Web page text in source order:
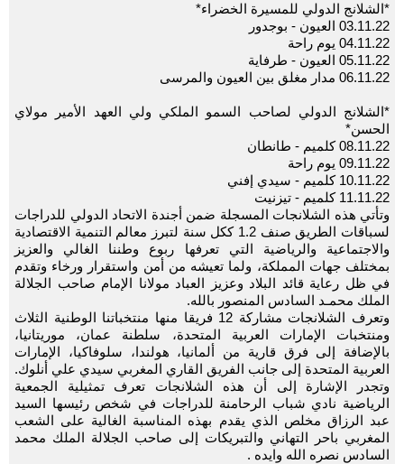
*الشلانج الدولي للمسيرة الخضراء*
03.11.22 العيون - بوجدور
04.11.22 يوم راحة
05.11.22 العيون - طرفاية
06.11.22 مدار مغلق بين العيون والمرسى
*الشلانج الدولي لصاحب السمو الملكي ولي العهد الأمير مولاي
الحسن*
08.11.22 كلميم - طانطان
09.11.22 يوم راحة
10.11.22 كلميم - سيدي إفني
11.11.22 كلميم - تيزنيت
وتأتي هذه الشلانجات المسجلة ضمن أجندة الاتحاد الدولي للدراجات
لسباقات الطريق صنف 1.2 ككل سنة لتبرز معالم التنمية الاقتصادية
والاجتماعية والرياضية التي تعرفها ربوع وطننا الغالي والعزيز
بمختلف جهات المملكة، ولما تعيشه من أمن واستقرار ورخاء وتقدم
في ظل رعاية قائد البلاد وعزيز العباد مولانا الإمام صاحب الجلالة
الملك محمـد السادس المنصور بالله.
وتعرف الشلانجات مشاركة 12 فريقا منها منتخباتنا الوطنية الثلاث
ومنتخبات الإمارات العربية المتحدة، سلطنة عمان، موريتانيا،
بالإضافة إلى فرق قارية من ألمانيا، هولندا، سلوفاكيا، الإمارات
العربية المتحدة إلى جانب الفريق القاري المغربي سيدي علي أنلوك.
وتجدر الإشارة إلى أن هذه الشلانجات تعرف تمثيلية الجمعية
الرياضية نادي شباب الرحامنة للدراجات في شخص رئيسها السيد
عبد الرزاق مخلص الذي يقدم بهذه المناسبة الغالية على الشعب
المغربي باحر التهاني والتبريكات إلى صاحب الجلالة الملك محمد
السادس نصره الله وايده .